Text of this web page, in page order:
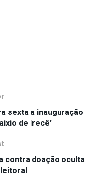
sexta a inauguração
de Irecê’
contra doação oculta